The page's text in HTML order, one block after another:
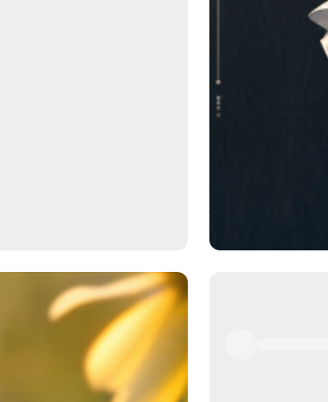
未知设备 在主题许可下可免费使用
选择图片